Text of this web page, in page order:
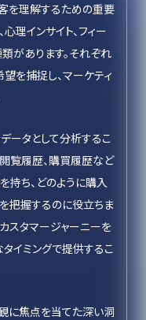
を理解するための重要
理インサイト、フィー
があります。それぞれ
を捕捉し、マーケティ
ータとして分析するこ
閲覧履歴、購買履歴など
持ち、どのように購入
把握するのに役立ちま
スタマージャーニーを
イミングで提供するこ
に焦点を当てた深い洞